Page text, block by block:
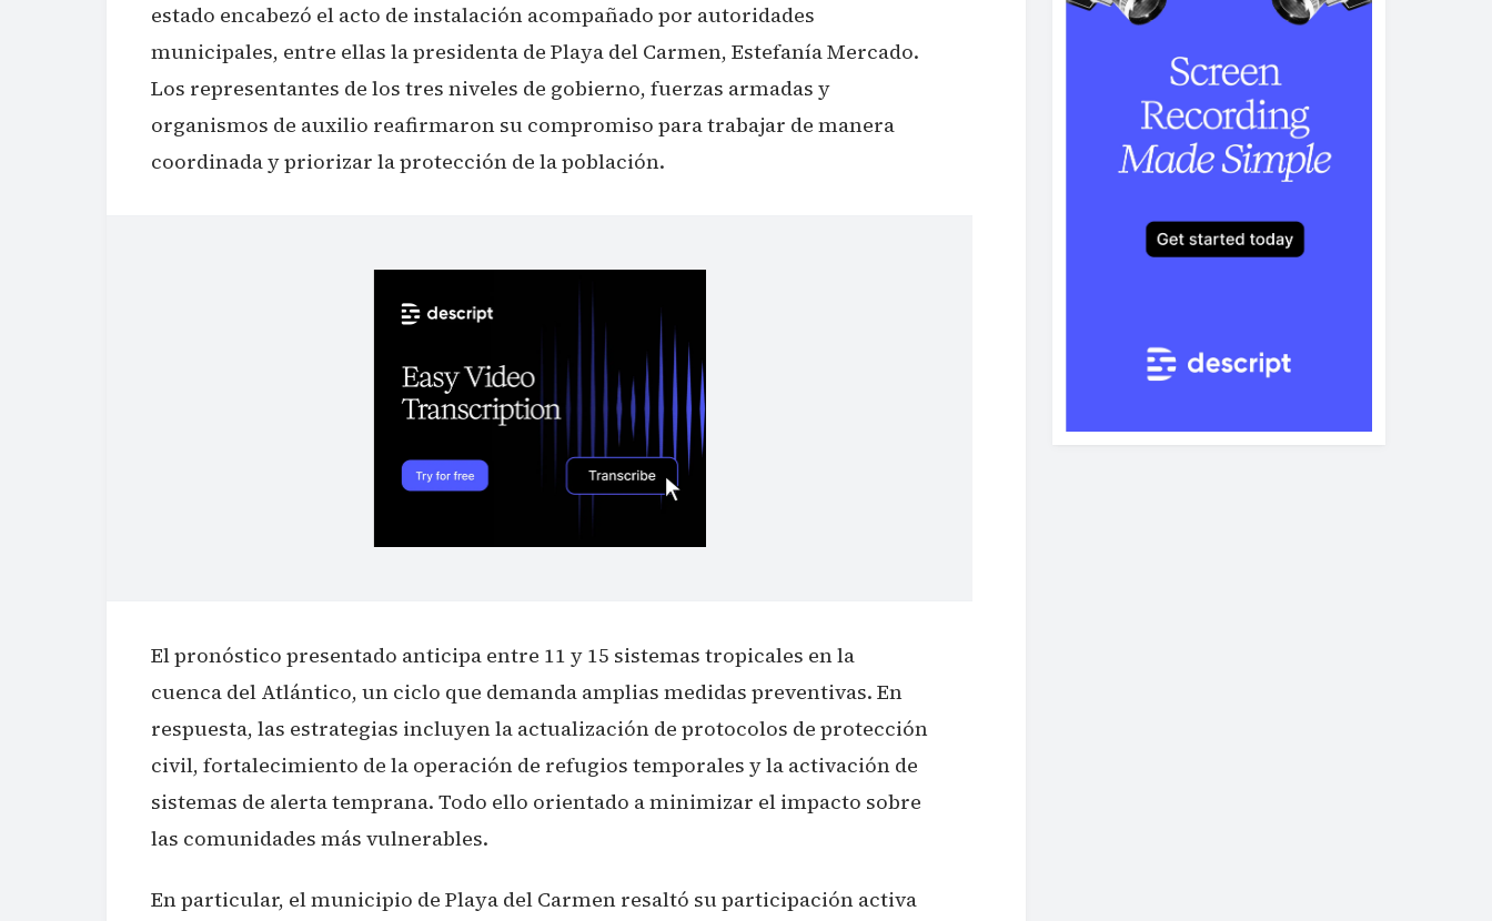
estado encabezó el acto de instalación acompañado por autoridades
municipales, entre ellas la presidenta de Playa del Carmen, Estefanía Mercado.
Los representantes de los tres niveles de gobierno, fuerzas armadas y
organismos de auxilio reafirmaron su compromiso para trabajar de manera
coordinada y priorizar la protección de la población.
El pronóstico presentado anticipa entre 11 y 15 sistemas tropicales en la
cuenca del Atlántico, un ciclo que demanda amplias medidas preventivas. En
respuesta, las estrategias incluyen la actualización de protocolos de protección
civil, fortalecimiento de la operación de refugios temporales y la activación de
sistemas de alerta temprana. Todo ello orientado a minimizar el impacto sobre
las comunidades más vulnerables.
En particular, el municipio de Playa del Carmen resaltó su participación activa